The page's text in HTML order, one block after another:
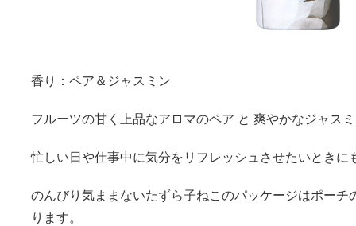
香り：ペア＆ジャスミン
フルーツの甘く上品なアロマのペア と 爽やかなジャス
忙しい日や仕事中に気分をリフレッシュさせたいときに
のんびり気ままないたずら子ねこのパッケージはポー
ります。